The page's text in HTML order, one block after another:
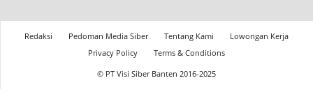
Redaksi Pedoman Media Siber Tentang Kami
Lowongan Kerja
Privacy Policy
Terms & Conditions
© PT Visi Siber Banten 2016-2025